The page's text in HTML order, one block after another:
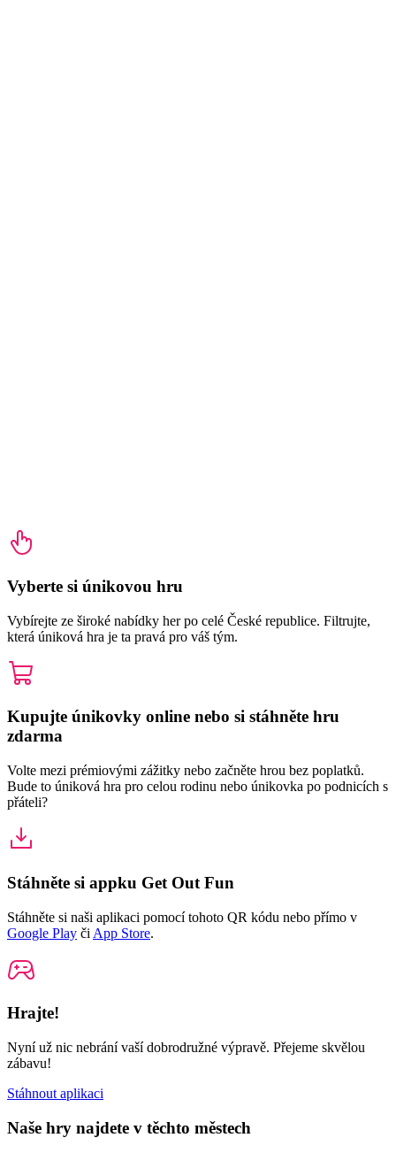
Vyberte si únikovou hru
Vybírejte ze široké nabídky her po celé České republice. Filtrujte,
která úniková hra je ta pravá pro váš tým.
Kupujte únikovky online nebo si stáhněte hru
zdarma
Volte mezi prémiovými zážitky nebo začněte hrou bez poplatků.
Bude to úniková hra pro celou rodinu nebo únikovka po podnicích s
přáteli?
Stáhněte si appku Get Out Fun
Stáhněte si naši aplikaci pomocí tohoto QR kódu nebo přímo v
Google Play či App Store.
Hrajte!
Nyní už nic nebrání vaší dobrodružné výpravě. Přejeme skvělou
zábavu!
Stáhnout aplikaci
Naše hry najdete v těchto městech